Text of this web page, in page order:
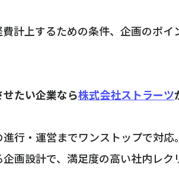
計上するための条件、企画のポ
たい企業なら株式会社ストラーツ
行・運営までワンストップで対
画設計で、満足度の高い社内レク